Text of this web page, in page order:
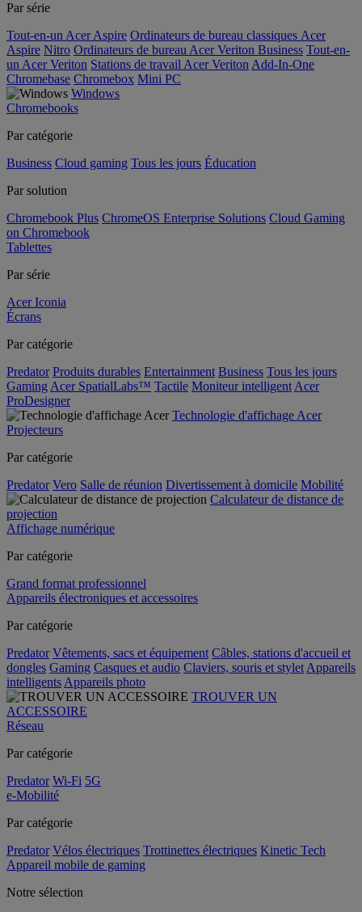
Par série
Tout-en-un Acer Aspire Ordinateurs de bureau classiques Acer
Aspire Nitro Ordinateurs de bureau Acer Veriton Business Tout-en-
un Acer Veriton Stations de travail Acer Veriton Add-In-One
Chromebase Chromebox Mini PC
Windows
Chromebooks
Par catégorie
Business Cloud gaming Tous les jours Éducation
Par solution
Chromebook Plus ChromeOS Enterprise Solutions Cloud Gaming
on Chromebook
Tablettes
Par série
Acer Iconia
Écrans
Par catégorie
Predator Produits durables Entertainment Business Tous les jours
Gaming Acer SpatialLabs™ Tactile Moniteur intelligent Acer
ProDesigner
Technologie d'affichage Acer
Projecteurs
Par catégorie
Predator Vero Salle de réunion Divertissement à domicile Mobilité
Calculateur de distance de
projection
Affichage numérique
Par catégorie
Grand format professionnel
Appareils électroniques et accessoires
Par catégorie
Predator Vêtements, sacs et équipement Câbles, stations d'accueil et
dongles Gaming Casques et audio Claviers, souris et stylet Appareils
intelligents Appareils photo
TROUVER UN
ACCESSOIRE
Réseau
Par catégorie
Predator Wi-Fi 5G
e-Mobilité
Par catégorie
Predator Vélos électriques Trottinettes électriques Kinetic Tech
Appareil mobile de gaming
Notre sélection